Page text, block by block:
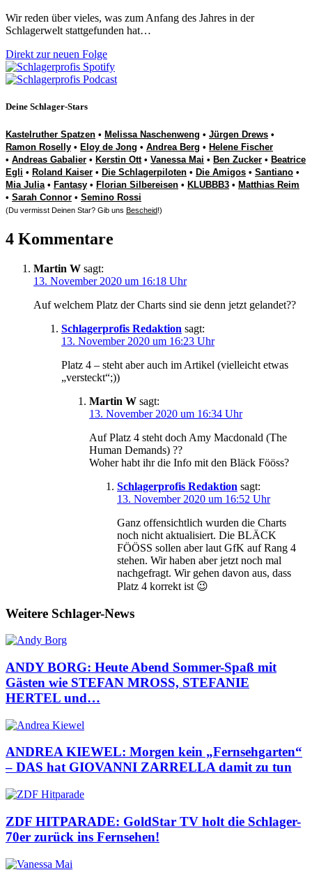
Wir reden über vieles, was zum Anfang des Jahres in der
Schlagerwelt stattgefunden hat…
Direkt zur neuen Folge
Deine Schlager-Stars
Kastelruther Spatzen • Melissa Naschenweng • Jürgen Drews •
Ramon Roselly • Eloy de Jong • Andrea Berg • Helene Fischer
• Andreas Gabalier • Kerstin Ott• Vanessa Mai • Ben Zucker • Beatrice
Egli • Roland Kaiser • Die Schlagerpiloten • Die Amigos • Santiano •
Mia Julia• Fantasy • Florian Silbereisen • KLUBBB3 • Matthias Reim
• Sarah Connor • Semino Rossi
(Du vermisst Deinen Star? Gib uns Bescheid!)
4 Kommentare
Martin W sagt:
13. November 2020 um 16:18 Uhr
Auf welchem Platz der Charts sind sie denn jetzt gelandet??
Schlagerprofis Redaktion sagt:
13. November 2020 um 16:23 Uhr
Platz 4 – steht aber auch im Artikel (vielleicht etwas
„versteckt“;))
Martin W sagt:
13. November 2020 um 16:34 Uhr
Auf Platz 4 steht doch Amy Macdonald (The
Human Demands) ??
Woher habt ihr die Info mit den Bläck Fööss?
Schlagerprofis Redaktion sagt:
13. November 2020 um 16:52 Uhr
Ganz offensichtlich wurden die Charts
noch nicht aktualisiert. Die BLÄCK
FÖÖSS sollen aber laut GfK auf Rang 4
stehen. Wir haben aber jetzt noch mal
nachgefragt. Wir gehen davon aus, dass
Platz 4 korrekt ist 😉
Weitere Schlager-News
ANDY BORG: Heute Abend Sommer-Spaß mit
Gästen wie STEFAN MROSS, STEFANIE
HERTEL und…
ANDREA KIEWEL: Morgen kein „Fernsehgarten“
– DAS hat GIOVANNI ZARRELLA damit zu tun
ZDF HITPARADE: GoldStar TV holt die Schlager-
70er zurück ins Fernsehen!